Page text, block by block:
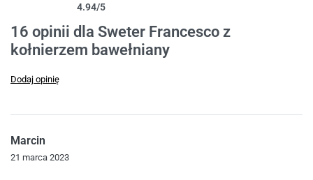
4.94/5
16 opinii dla Sweter Francesco z
kołnierzem bawełniany
Dodaj opinię
Marcin
21 marca 2023